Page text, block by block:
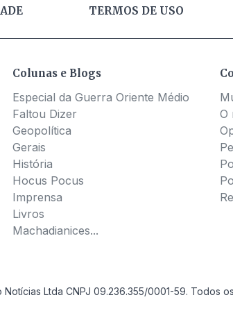
TERMOS DE USO
Colunas e Blogs
Especial da Guerra Oriente Médio
Faltou Dizer
Geopolítica
Gerais
História
Hocus Pocus
Imprensa
Livros
Machadianices...
O
Ltda CNPJ 09.236.355/0001-59. Todos